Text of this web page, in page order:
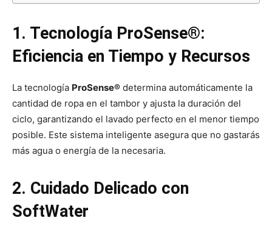
1. Tecnología ProSense®:
Eficiencia en Tiempo y Recursos
La tecnología ProSense® determina automáticamente la
cantidad de ropa en el tambor y ajusta la duración del
ciclo, garantizando el lavado perfecto en el menor tiempo
posible. Este sistema inteligente asegura que no gastarás
más agua o energía de la necesaria.
2. Cuidado Delicado con
SoftWater